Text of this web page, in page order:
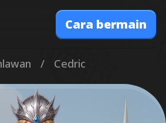
Cara bermain
/ Cedric